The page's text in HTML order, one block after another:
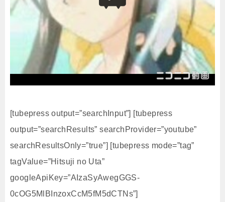
[tubepress output=”searchInput”] [tubepress
output=”searchResults” searchProvider=”youtube”
searchResultsOnly=”true”] [tubepress mode=”tag”
tagValue=”Hitsuji no Uta”
googleApiKey=”AIzaSyAwegGGS-
0cOG5MlBInzoxCcM5fM5dCTNs”]